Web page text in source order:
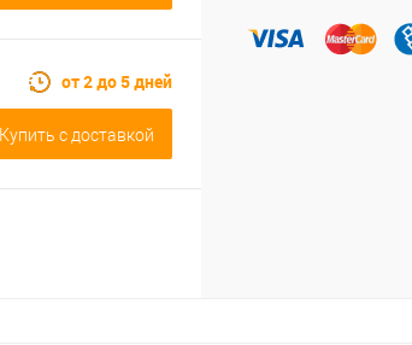
от 2 до 5 дней
Купить c доставкой